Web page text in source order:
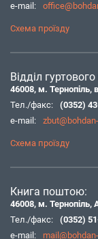
e-mail:
Схема проїзду
Відділ
46008, м. Тернопіль,
Тел./факс:
(0352)
e-mail:
Схема проїзду
Книга поштою:
46008, м. Тернопіль,
Тел./факс:
(0352)
e-mail: